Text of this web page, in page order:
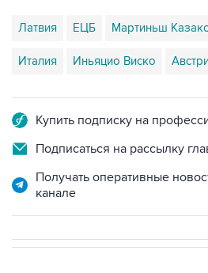
Латвия ЕЦБ Мартиньш Казакс
Италия Иньяцио Виско
Купить подписку на
Подписаться на рассылку
Получать оперативные
канале